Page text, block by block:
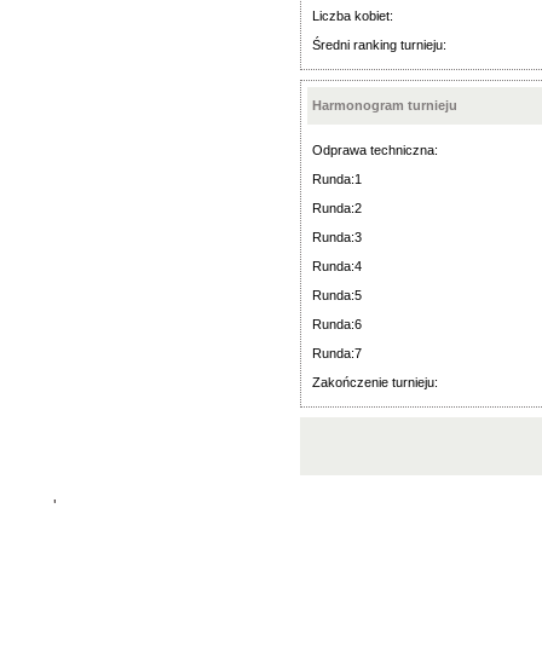
Liczba kobiet:
Średni ranking turnieju:
Harmonogram turnieju
Odprawa techniczna:
Runda:1
Runda:2
Runda:3
Runda:4
Runda:5
Runda:6
Runda:7
Zakończenie turnieju:
'